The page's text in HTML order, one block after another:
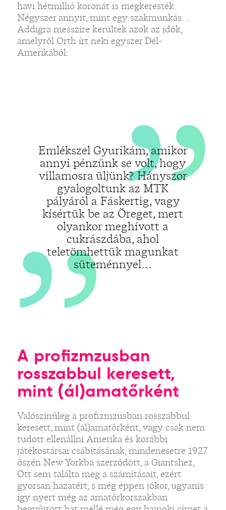
havi hétmillió koronát is megkeresték.
Négyszer annyit, mint egy szakmunkás…
Addigra messzire kerültek azok az idők,
amelyről Orth írt neki egyszer Dél-
Amerikából:
Emlékszel Gyurikám, amikor
annyi pénzünk se volt, hogy
villamosra üljünk? Hányszor
gyalogoltunk az MTK
pályáról a Fáskertig, vagy
kísértük be az Öreget, mert
olyankor meghívott a
cukrászdába, ahol
teletömhettük magunkat
süteménnyel…
„„
A profizmzusban
rosszabbul keresett,
mint (ál)amatőrként
Valószínűleg a profizmzusban rosszabbul
keresett, mint (ál)amatőrként, vagy csak nem
tudott ellenállni Amerika és korábbi
játékostársai csábításának, mindenesetre 1927
őszén New Yorkba szerződött, a Giantshez,
Ott sem találta meg a számításait, ezért
gyorsan hazatért, s még éppen jókor, ugyanis
így nyert még az amatőrkorszakban